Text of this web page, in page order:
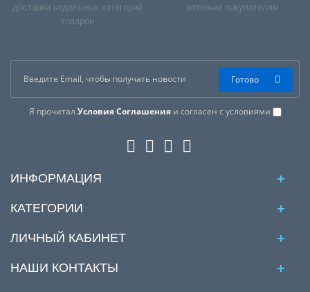
доставки отдельных категорий
товаров
оптовым покупателям
Я прочитал Условия Соглашенияи согласен с условиями
Готово
ИНФОРМАЦИЯ
КАТЕГОРИИ
ЛИЧНЫЙ КАБИНЕТ
НАШИ КОНТАКТЫ